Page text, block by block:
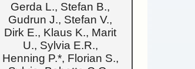
Gerda L., Stefan B.,
Gudrun J., Stefan V.,
Dirk E., Klaus K., Marit
U., Sylvia E.R.,
Henning P.*, Florian S.,